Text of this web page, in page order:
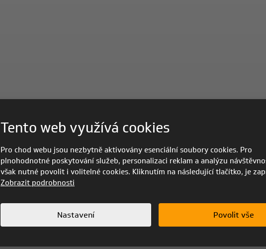
Tento web využívá cookies
Pro chod webu jsou nezbytně aktivovány esenciální soubory cookies. Pro
plnohodnotné poskytování služeb, personalizaci reklam a analýzu
však nutné povolit i volitelné cookies. Kliknutím na následující tlačítko, je
Zobrazit podrobnosti
Nastavení Povolit vše